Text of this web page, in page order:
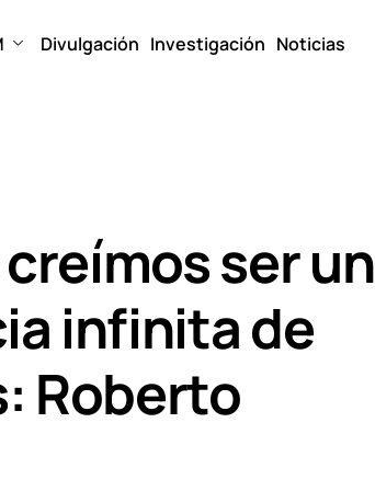
Divulgación Investigación Noticias
ser un
infinita de
Roberto